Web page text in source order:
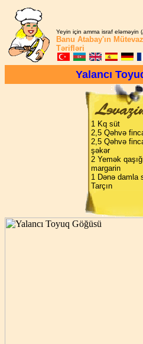
Yeyin için amma israf eləməyin
Banu Atabay'ın
Tərifləri
Yalancı
1 Kq süt
2,5 Qəhvə
2,5 Qəhvə
şəkər
2 Yemək
margarin
1 Dənə damla
Tarçın